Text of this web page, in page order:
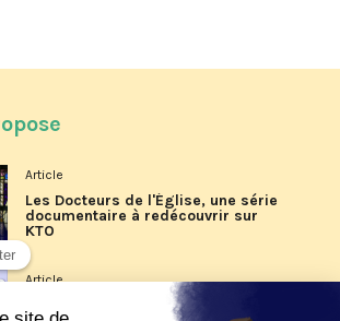
Article
Les Docteurs de l'Église, une série
documentaire à redécouvrir sur
KTO
Article
Les reportages d'été 2026 de KTO